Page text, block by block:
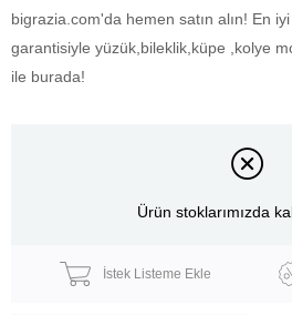
bigrazia.com'da hemen satın alın! En
garantisiyle yüzük,bileklik,küpe ,kolye
ile burada!
Ürün stoklarımızda
İstek Listeme Ekle